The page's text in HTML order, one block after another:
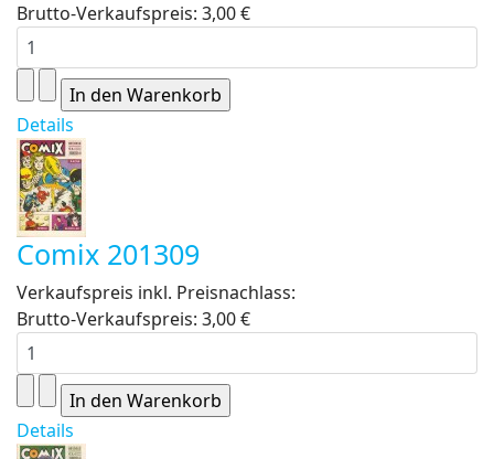
Brutto-Verkaufspreis: 3,00 €
Details
Comix 201309
Verkaufspreis inkl. Preisnachlass:
Brutto-Verkaufspreis: 3,00 €
Details